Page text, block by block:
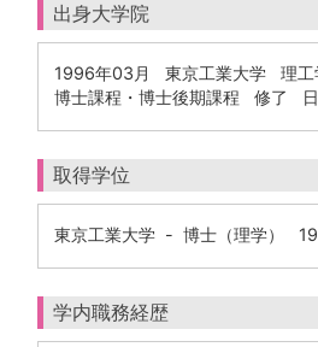
出身大学院
1996年03月 東京工業大学 理工
博士課程・博士後期課程 修了
取得学位
東京工業大学 - 博士（理学）
学内職務経歴